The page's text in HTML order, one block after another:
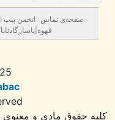
صفحه‌ی تماس
انجمن پيپ
قهوه|پاسارگادتاباک
حقوق مادی و معنوی اين